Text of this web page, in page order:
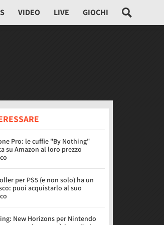
VIDEO LIVE GIOCHI
Pro: le cuffie "By Nothing"
su Amazon al loro prezzo
per PS5 (e non solo) ha un
puoi acquistarlo al suo
New Horizons per Nintendo